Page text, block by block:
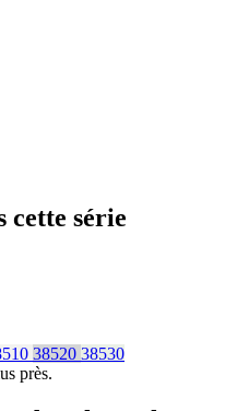
cette série
38520 38530
près.